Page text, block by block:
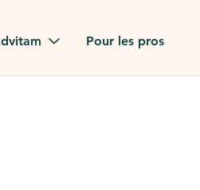
Pour les pros